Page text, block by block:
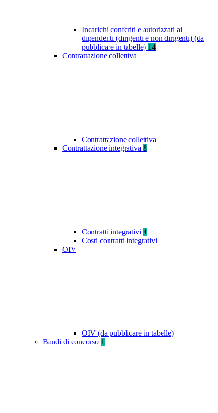
Incarichi conferiti e autorizzati ai
dipendenti (dirigenti e non dirigenti) (da
pubblicare in tabelle) 14
Contrattazione collettiva
Contrattazione collettiva
Contrattazione integrativa 8
Contratti integrativi 4
Costi contratti integrativi
OIV
OIV (da pubblicare in tabelle)
Bandi di concorso 1